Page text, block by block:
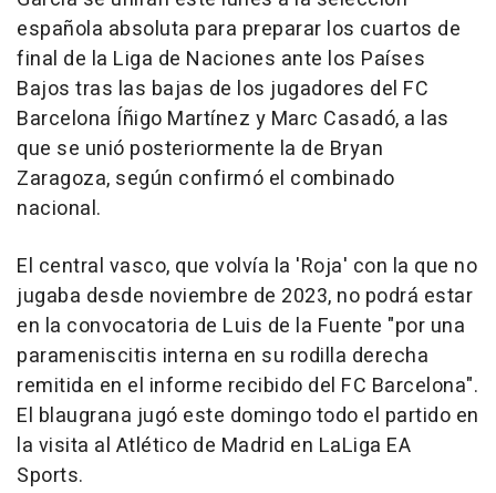
española absoluta para preparar los cuartos de
final de la Liga de Naciones ante los Países
Bajos tras las bajas de los jugadores del FC
Barcelona Íñigo Martínez y Marc Casadó, a las
que se unió posteriormente la de Bryan
Zaragoza, según confirmó el combinado
nacional.
El central vasco, que volvía la 'Roja' con la que no
jugaba desde noviembre de 2023, no podrá estar
en la convocatoria de Luis de la Fuente "por una
parameniscitis interna en su rodilla derecha
remitida en el informe recibido del FC Barcelona".
El blaugrana jugó este domingo todo el partido en
la visita al Atlético de Madrid en LaLiga EA
Sports.